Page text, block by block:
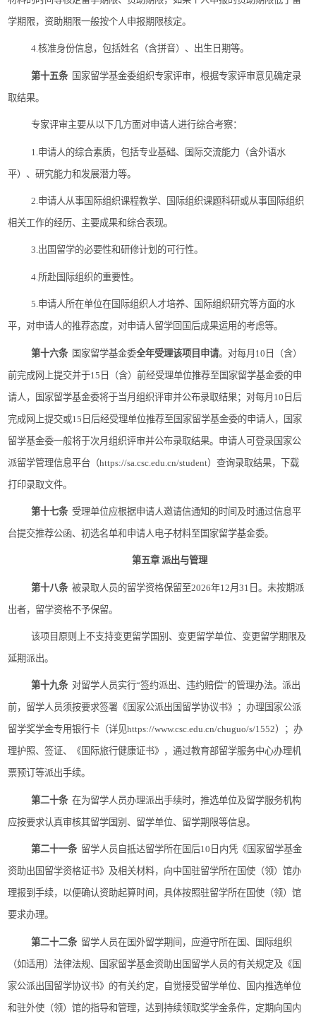
学期限，资助期限一般按个人申报期限核定。
4.核准身份信息，包括姓名（含拼音）、出生日期等。
第十五条 国家留学基金委组织专家评审，根据专家评审意见确定录
取结果。
专家评审主要从以下几方面对申请人进行综合考察：
1. 申请人的综合素质，包括专业基础、国际交流能力（含外语水
平）、研究能力和发展潜力等。
2. 申请人从事国际组织课程教学、国际组织课题科研或从事国际组织
相关工作的经历、主要成果和综合表现。
3.出国留学的必要性和研修计划的可行性。
4. 所赴国际组织的重要性。
5.申请人所在单位在国际组织人才培养、国际组织研究等方面的水
平，对申请人的推荐态度，对申请人留学回国后成果运用的考虑等。
第十六条 国家留学基金委全年受理该项目申请。对每月 10 日（含）
前完成网上提交并于15 日（含）前经受理单位推荐至国家留学基金委的申
请人，国家留学基金委将于当月组织评审并公布录取结果；对每月 10 日后
完成网上提交或15 日后经受理单位推荐至国家留学基金委的申请人，国家
留学基金委一般将于次月组织评审并公布录取结果。申请人可登录国家公
派留学管理信息平台（https://sa.csc.edu.cn/student）查询录取结果，下载
打印录取文件。
第十七条 受理单位应根据申请人邀请信通知的时间及时通过信息平
台提交推荐公函、初选名单和申请人电子材料至国家留学基金委。
第五章 派出与管理
第十八条 被录取人员的留学资格保留至2026年12 月 31 日。未按期派
出者，留学资格不予保留。
该项目原则上不支持变更留学国别、变更留学单位、变更留学期限及
延期派出。
第十九条 对留学人员实行“签约派出、违约赔偿”的管理办法。派出
前，留学人员须按要求签署《国家公派出国留学协议书》；办理国家公派
留学奖学金专用银行卡（详见https://www.csc.edu.cn/chuguo/s/1552）；办
理护照、签证、《国际旅行健康证书》，通过教育部留学服务中心办理机
票预订等派出手续。
第二十条 在为留学人员办理派出手续时，推选单位及留学服务机构
应按要求认真审核其留学国别、留学单位、留学期限等信息。
第二十一条 留学人员自抵达留学所在国后10 日内凭《国家留学基金
资助出国留学资格证书》及相关材料，向中国驻留学所在国使（领）馆办
理报到手续，以便确认资助起算时间，具体按照驻留学所在国使（领）馆
要求办理。
第二十二条 留学人员在国外留学期间，应遵守所在国、国际组织
（如适用）法律法规、国家留学基金资助出国留学人员的有关规定及《国
家公派出国留学协议书》的有关约定，自觉接受留学单位、国内推选单位
和驻外使（领）馆的指导和管理，达到持续领取奖学金条件，定期向国内